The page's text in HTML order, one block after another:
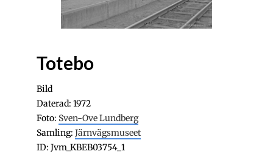
Totebo
Bild
Daterad: 1972
Foto: Sven-Ove Lundberg
Samling: Järnvägsmuseet
ID: Jvm_KBEB03754_1